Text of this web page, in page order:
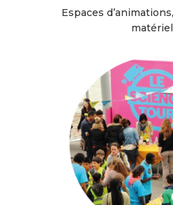
Espaces